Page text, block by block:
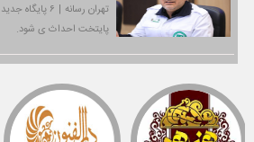
پایتخت احداث ی شود.